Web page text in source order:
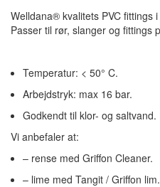
Welldana® kvalitets PVC fittings
Passer til rør, slanger og fittings
Temperatur: < 50° C.
Arbejdstryk: max 16 bar.
Godkendt til klor- og saltvand.
Vi anbefaler at:
– rense med Griffon Cleaner.
– lime med Tangit / Griffon lim.